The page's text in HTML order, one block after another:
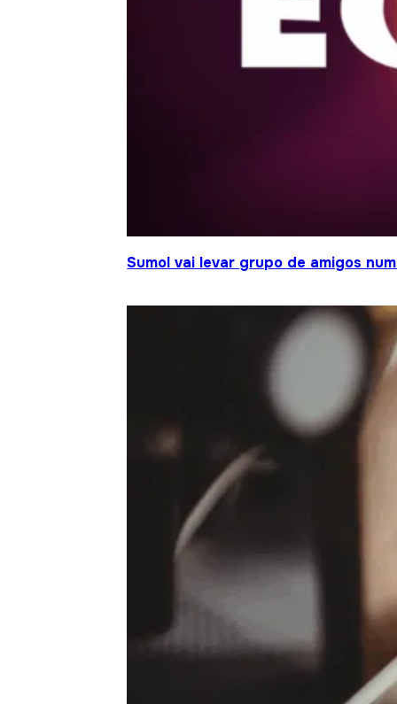
Sumol vai levar grupo de amigos